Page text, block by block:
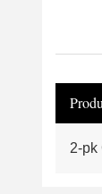
2-pk